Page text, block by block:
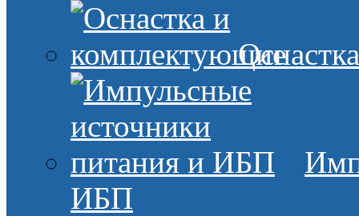
ИБП